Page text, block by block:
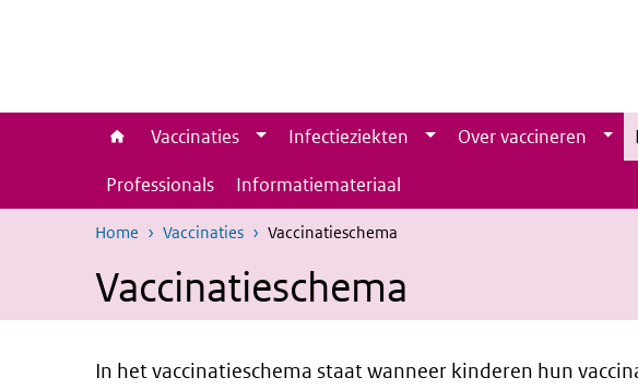
Vaccinaties Infectieziekten Over vaccineren
Professionals
Informatiemateriaal
Home Vaccinaties Vaccinatieschema
Vaccinatieschema
In het vaccinatieschema staat wanneer kinderen hun